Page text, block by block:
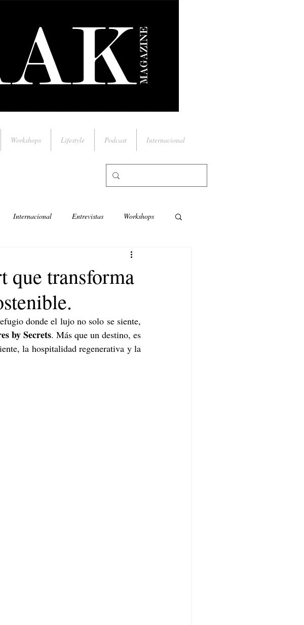
Workshops Lifestyle Podcast Internacional
Internacional Entrevistas Workshops
que transforma
donde el lujo no solo se siente,
by Secrets. Más que un destino, es
la hospitalidad regenerativa y la